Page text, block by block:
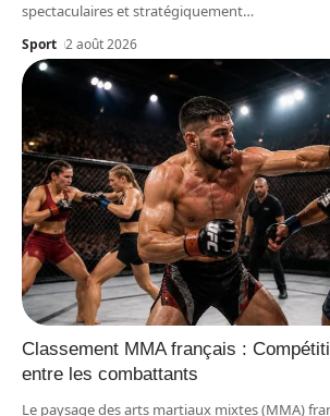
spectaculaires et stratégiquement…
Sport 2 août 2026
Classement MMA français :
entre les combattants
Le paysage des arts martiaux mixtes (MMA)